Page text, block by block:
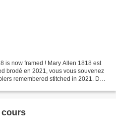
is now framed ! Mary Allen 1818 est
brodé en 2021, vous vous souvenez
remembered stitched in 2021. Do
cours